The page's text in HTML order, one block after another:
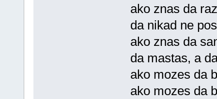
ako znas da
da nikad ne
ako znas da
da mastas, a
ako mozes da
ako mozes da